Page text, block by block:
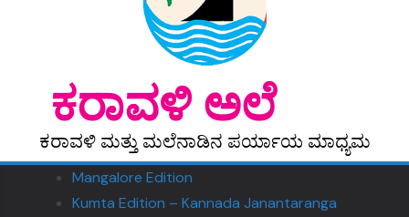
‎ ‎‎ಕರಾವಳಿ ಅಲೆ
ಕರಾವಳಿ ಮತ್ತು ಮಲೆನಾಡಿನ ಪರ್ಯಾಯ ಮಾಧ್ಯಮ
Mangalore Edition
Kumta Edition – Kannada Janantaranga